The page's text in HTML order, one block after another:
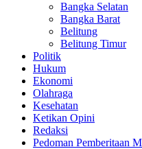
Bangka Selatan
Bangka Barat
Belitung
Belitung Timur
Politik
Hukum
Ekonomi
Olahraga
Kesehatan
Ketikan Opini
Redaksi
Pedoman Pemberitaan